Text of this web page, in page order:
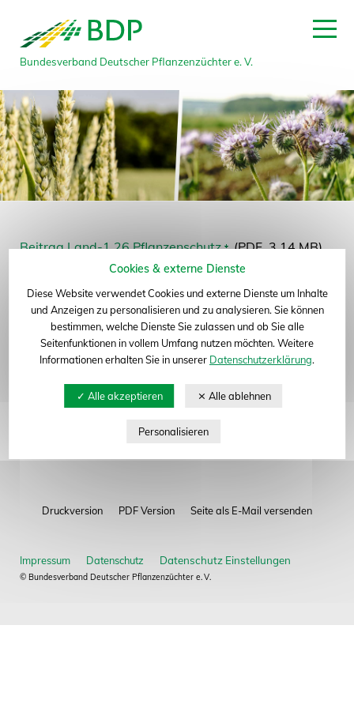
Bundesverband Deutscher Pflanzenzüchter e. V.
Beitrag Land-1.26 Pflanzenschutz (PDF, 3,14MB)
zum Seitenanfang
Impressum Datenschutz
Cookies & externe Dienste
Diese Website verwendet Cookies und externe Dienste um Inhalte
und Anzeigen zu personalisieren und zu analysieren. Sie können
bestimmen, welche Dienste Sie zulassen und ob Sie alle
Seitenfunktionen in vollem Umfang nutzen möchten. Weitere
Informationen erhalten Sie in unserer Datenschutzerklärung.
© Bundesverband Deutscher Pflanzenzüchter e. V.